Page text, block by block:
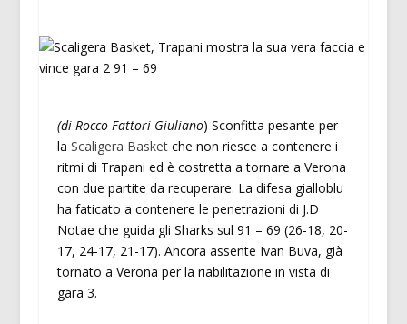
(di Rocco Fattori Giuliano) Sconfitta pesante per
la Scaligera Basketche non riesce a contenere i
ritmi di Trapani ed è costretta a tornare a Verona
con due partite da recuperare. La difesa gialloblu
ha faticato a contenere le penetrazioni di J.D
Notae che guida gli Sharks sul 91 – 69 (26-18, 20-
17, 24-17, 21-17). Ancora assente Ivan Buva, già
tornato a Verona per la riabilitazione in vista di
gara 3.